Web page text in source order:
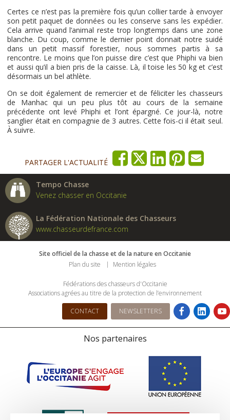
Certes ce n’est pas la première fois qu’un collier tarde à envoyer
son petit paquet de données ou les conserve sans les expédier.
Cela arrive quand l’animal reste trop longtemps dans une zone
blanche. Du coup, comme le dernier point donnait notre suidé
dans un petit massif forestier, nous sommes partis à sa
rencontre. Le moins que l’on puisse dire c’est que Phiphi va bien
et aussi qu’il a bien pris de la caisse. Là, il toise les 50 kg et c’est
désormais un bel athlète.
On se doit également de remercier et de féliciter les chasseurs
de Manhac qui un peu plus tôt au cours de la semaine
précédente ont levé Phiphi et l’ont épargné. Ce jour-là, notre
sanglier était en compagnie de 3 autres. Cette fois-ci il était seul.
À suivre.
PARTAGER L'ACTUALITÉ
Tempo Chasse
Venez chasser en Occitanie
La Fédération Nationale des Chasseurs
www.chasseurdefrance.com
Site officiel de la chasse et de la nature en Occitanie
Plan du site
Mention légales
Fédérations des chasseurs d'Occitanie
Associations agrées au titre de la protection de l’environnement
CONTACT NEWSLETTERS
Nos partenaires